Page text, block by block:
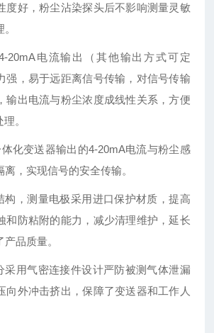
度好，粉尘沾染探头后不影响测量灵敏
20mA电流输出（其他输出方式可定
强，易于远距离信号传输，对信号传输
输出电流与粉尘浓度成线性关系，方便
。
化变送器输出的4-20mA电流与粉尘感
，实现信号的安全传输。
构，测量电极采用进口保护材质，提高
和防粘附的能力，减少清理维护，延长
品质量。
采用气密连接件设计严防被测气体泄漏
向外冲击挤出，保障了变送器和工作人